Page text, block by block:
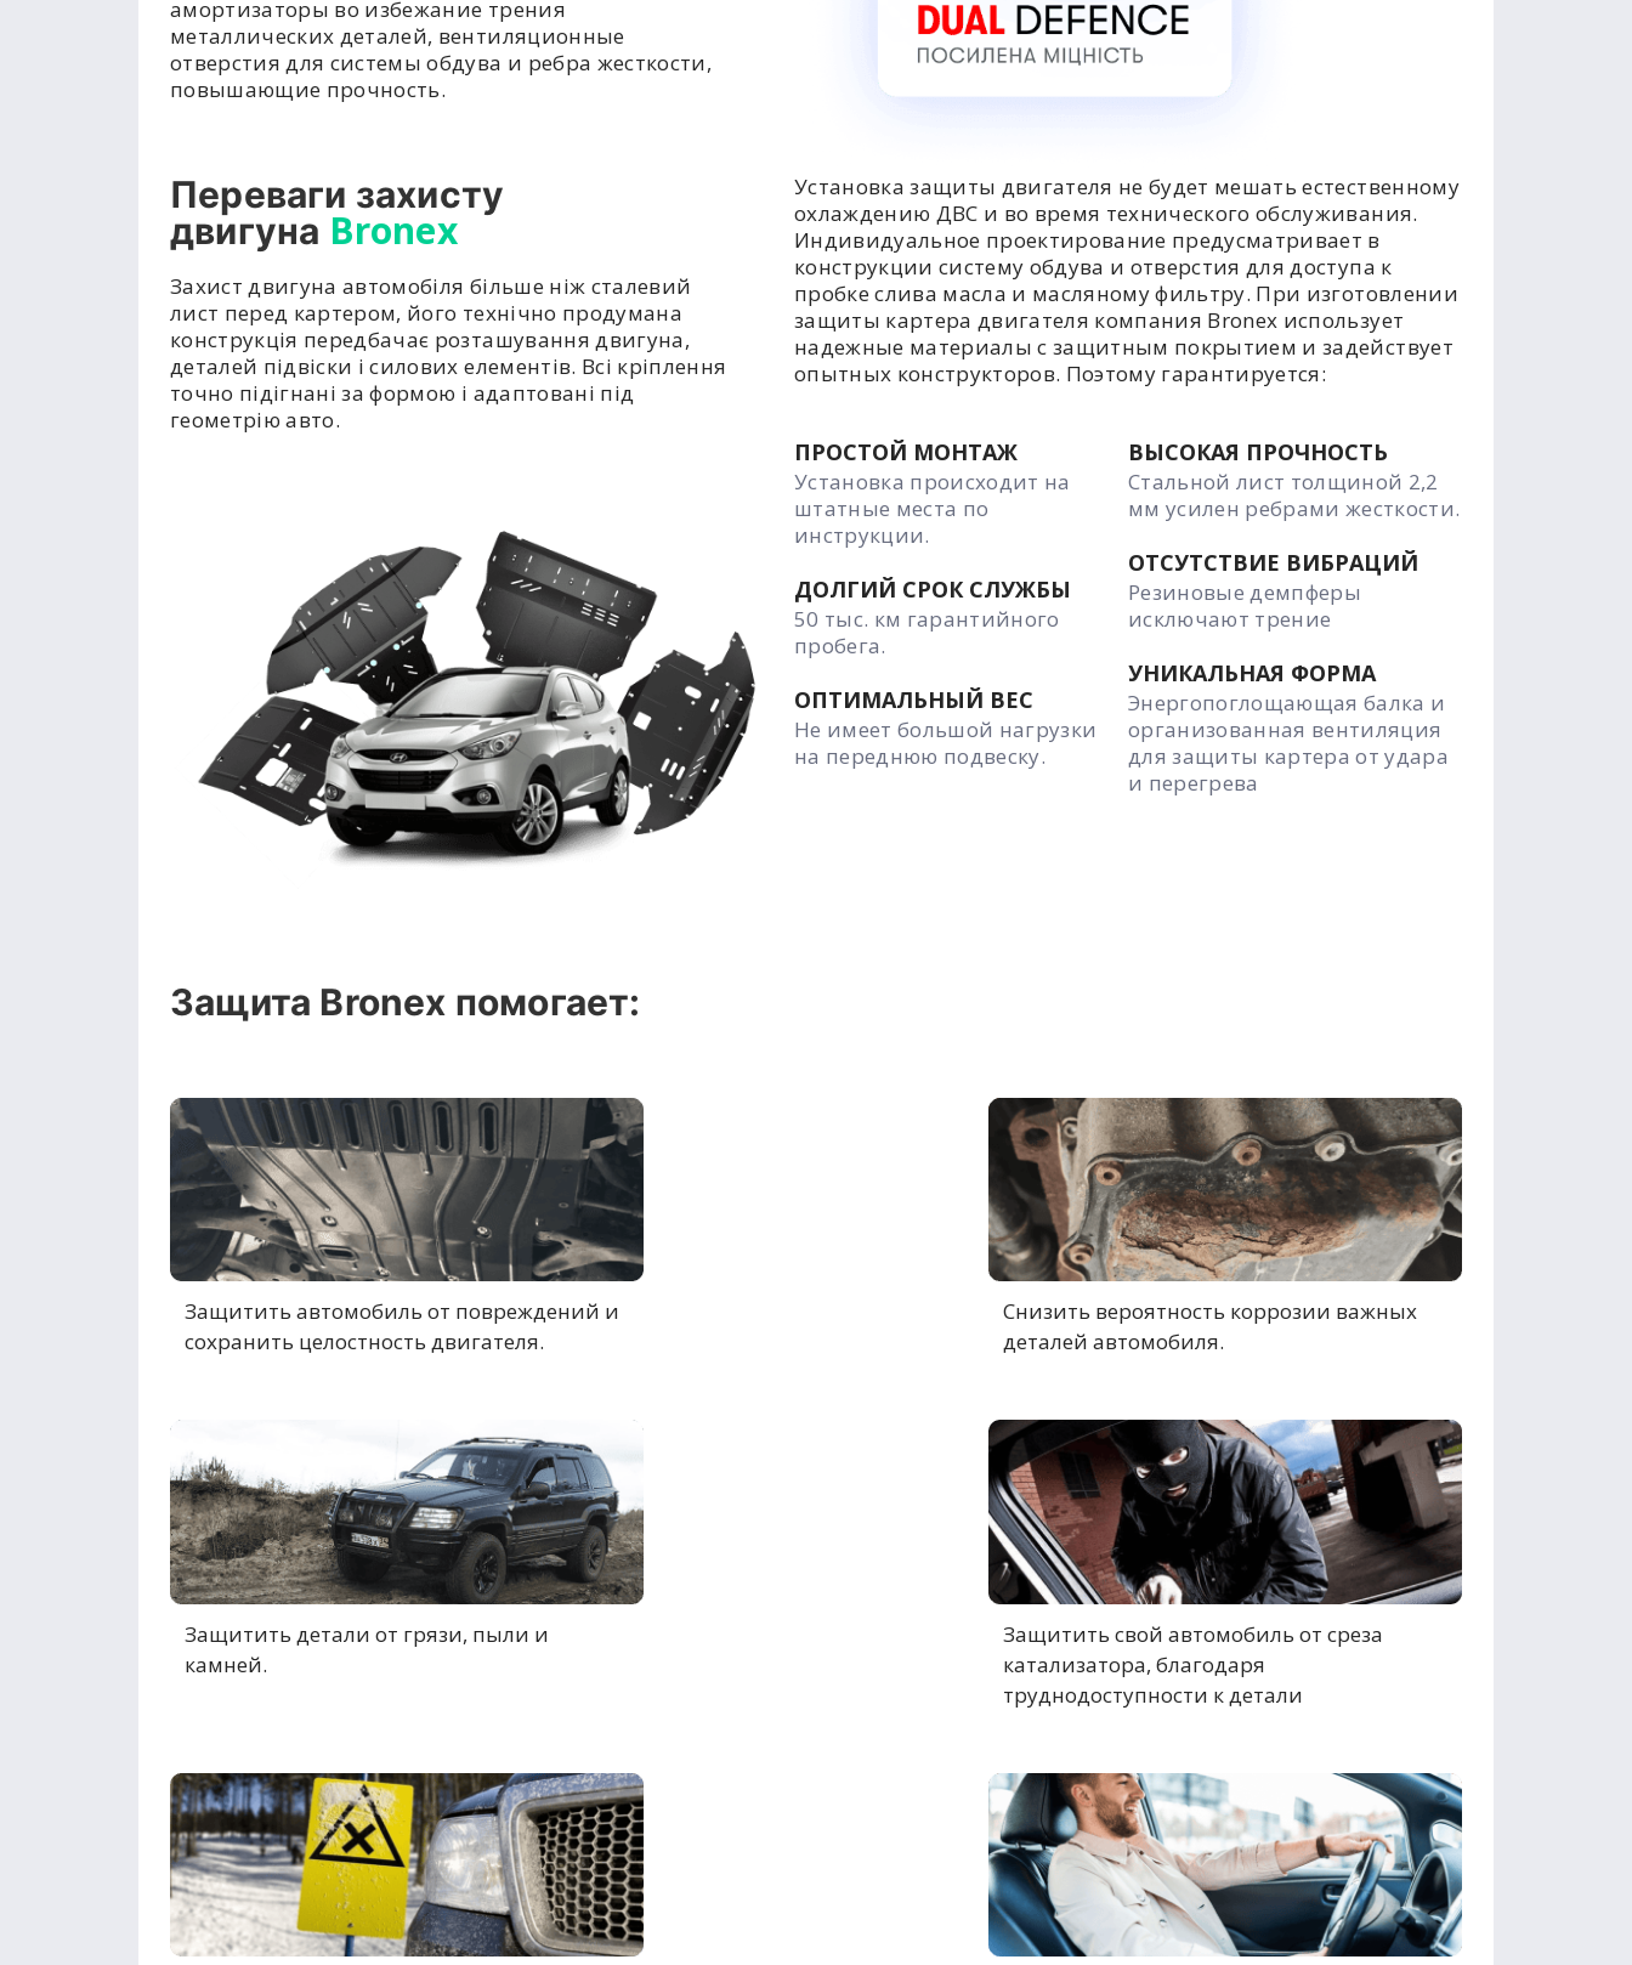
амортизаторы во избежание трения
металлических деталей, вентиляционные
отверстия для системы обдува и ребра жесткости,
повышающие прочность.
Переваги захисту
двигуна Bronex
Захист двигуна автомобіля більше ніж сталевий
лист перед картером, його технічно продумана
конструкція передбачає розташування двигуна,
деталей підвіски і силових елементів. Всі кріплення
точно підігнані за формою і адаптовані під
геометрію авто.
Установка защиты двигателя не будет мешать естественному
охлаждению ДВС и во время технического обслуживания.
Индивидуальное проектирование предусматривает в
конструкции систему обдува и отверстия для доступа к
пробке слива масла и масляному фильтру. При изготовлении
защиты картера двигателя компания Bronex использует
надежные материалы с защитным покрытием и задействует
опытных конструкторов. Поэтому гарантируется:
ПРОСТОЙ МОНТАЖ
Установка происходит на
штатные места по
инструкции.
ДОЛГИЙ СРОК СЛУЖБЫ
50 тыс. км гарантийного
пробега.
ОПТИМАЛЬНЫЙ ВЕС
Не имеет большой нагрузки
на переднюю подвеску.
ВЫСОКАЯ ПРОЧНОСТЬ
Стальной лист толщиной 2,2
мм усилен ребрами жесткости.
ОТСУТСТВИЕ ВИБРАЦИЙ
Резиновые демпферы
исключают трение
УНИКАЛЬНАЯ ФОРМА
Энергопоглощающая балка и
организованная вентиляция
для защиты картера от удара
и перегрева
Защита Bronex помогает:
Защитить автомобиль от повреждений и
сохранить целостность двигателя.
Снизить вероятность коррозии важных
деталей автомобиля.
Защитить детали от грязи, пыли и
камней.
Защитить свой автомобиль от среза
катализатора, благодаря
труднодоступности к детали